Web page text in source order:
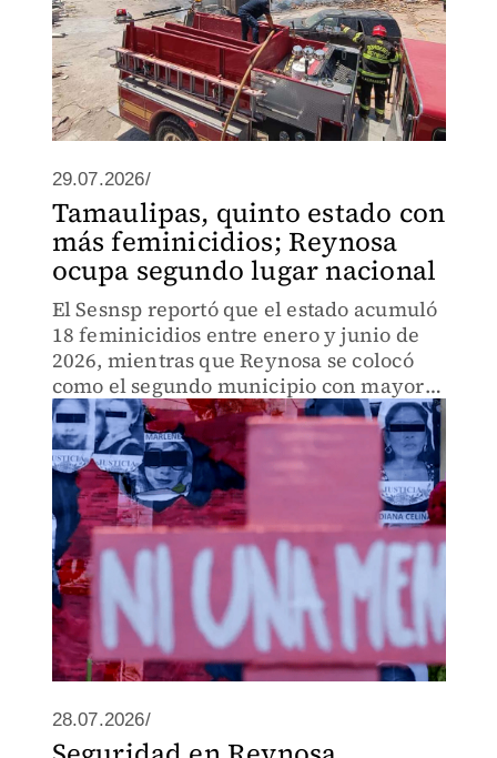
29.07.2026/
Tamaulipas, quinto estado con
más feminicidios; Reynosa
ocupa segundo lugar nacional
El Sesnsp reportó que el estado acumuló
18 feminicidios entre enero y junio de
2026, mientras que Reynosa se colocó
como el segundo municipio con mayor
incidencia del país.
28.07.2026/